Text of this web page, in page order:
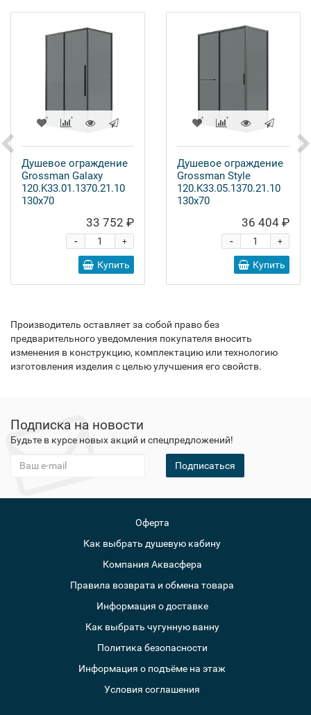
Душевое ограждение
Grossman Galaxy
120.K33.01.1370.21.10
130x70
33 752 ₽
+
-
Купить
Душевое ограждение
Grossman Style
120.K33.05.1370.21.10
130x70
36 404 ₽
+
-
Купить
Производитель оставляет за собой право без
предварительного уведомления покупателя вносить
изменения в конструкцию, комплектацию или технологию
изготовления изделия с целью улучшения его свойств.
Подписка на новости
Будьте в курсе новых акций и спецпредложений!
Подписаться
Оферта
Как выбрать душевую кабину
Компания Аквасфера
Правила возврата и обмена товара
Информация о доставке
Как выбрать чугунную ванну
Политика безопасности
Информация о подъёме на этаж
Условия соглашения